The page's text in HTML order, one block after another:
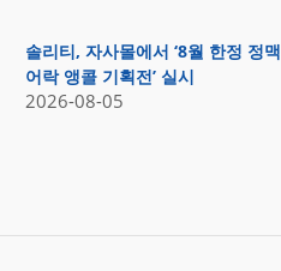
솔리티, 자사몰에서 ‘8월 한정 정
어락 앵콜 기획전’ 실시
2026-08-05